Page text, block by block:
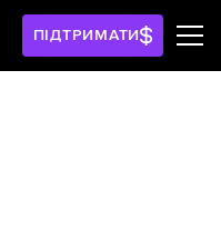
ПІДТРИМАТИ